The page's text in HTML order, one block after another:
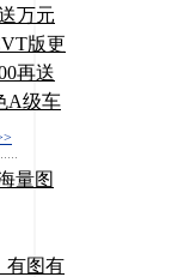
万元
版更
再送
A级车
量图
有图有